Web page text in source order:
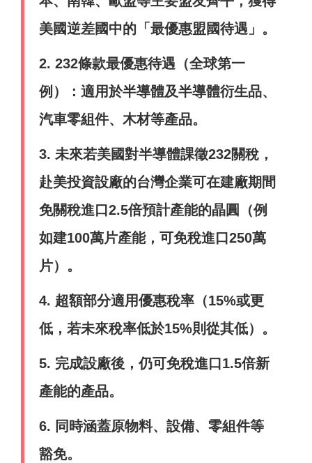
美國逆差國中的「最優惠盟國待遇」。
2. 232條款最優惠待遇（全球第一
例）：適用於半導體及半導體衍生品、
汽車零組件、木材等產品。
3. 未來若美國對半導體課徵232關稅，
赴美投資設廠的台灣企業可在建廠期間
免關稅進口2.5倍預計產能的晶圓（例
如建100萬片產能，可免稅進口250萬
片）。
4. 超額部分適用優惠稅率（15%或更
低，若未來稅率低於15%則從其低）。
5. 完成設廠後，仍可免稅進口1.5倍新
產能的產品。
6. 同時涵蓋原物料、設備、零組件等
豁免。